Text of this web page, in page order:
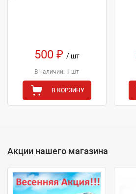
500 ₽ / шт
В наличии: 1 шт
В КОРЗИНУ
Акции нашего магазина